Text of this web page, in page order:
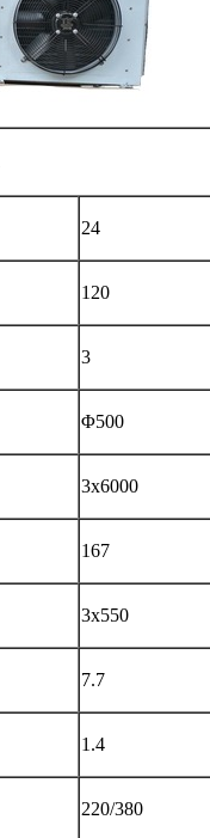
24
120
3
Φ500
3x6000
167
3x550
7.7
1.4
220/380